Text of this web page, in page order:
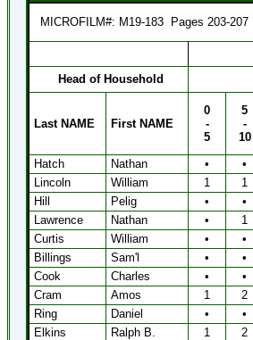
MICROFILM#: M19-183 Pages 203-207
Head of Household
Last NAME First NAME
0
-
5
5
-
10
Hatch
Nathan • •
Lincoln
William 1 1
Hill
Pelig • •
Lawrence
Nathan • 1
Curtis
William • •
Billings
Sam'l • •
Cook
Charles • •
Cram
Amos 1 2
Ring
Daniel • •
Elkins
Ralph B. 1 2